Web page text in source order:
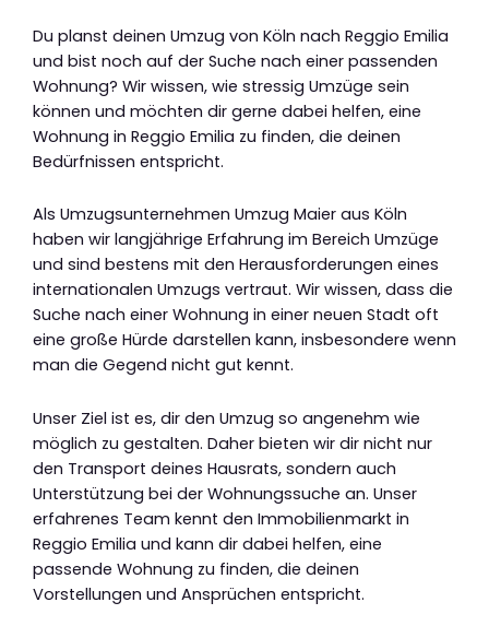
Du planst deinen Umzug von Köln nach Reggio Emilia
und bist noch auf der Suche nach einer passenden
Wohnung? Wir wissen, wie stressig Umzüge sein
können und möchten dir gerne dabei helfen, eine
Wohnung in Reggio Emilia zu finden, die deinen
Bedürfnissen entspricht.
Als Umzugsunternehmen Umzug Maier aus Köln
haben wir langjährige Erfahrung im Bereich Umzüge
und sind bestens mit den Herausforderungen eines
internationalen Umzugs vertraut. Wir wissen, dass die
Suche nach einer Wohnung in einer neuen Stadt oft
eine große Hürde darstellen kann, insbesondere wenn
man die Gegend nicht gut kennt.
Unser Ziel ist es, dir den Umzug so angenehm wie
möglich zu gestalten. Daher bieten wir dir nicht nur
den Transport deines Hausrats, sondern auch
Unterstützung bei der Wohnungssuche an. Unser
erfahrenes Team kennt den Immobilienmarkt in
Reggio Emilia und kann dir dabei helfen, eine
passende Wohnung zu finden, die deinen
Vorstellungen und Ansprüchen entspricht.